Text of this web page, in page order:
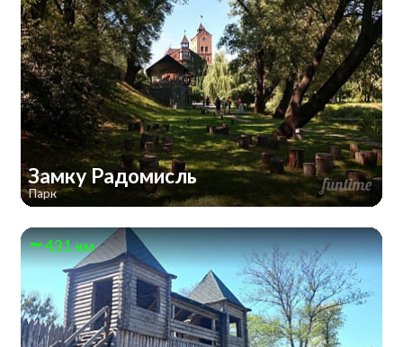
Замку Радомисль
Парк
431 км